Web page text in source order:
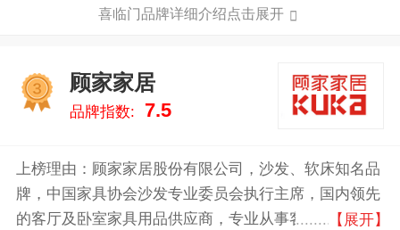
全行业发展。喜临门品牌详细介绍点击展开
顾家家居
品牌指数: 7.5
上榜理由：顾家家居股份有限公司，沙发、软床知名品
牌，中国家具协会沙发专业委员会执行主席，国内领先
的客厅及卧室家具用品供应商，专业从事客厅及卧室家
【展开】